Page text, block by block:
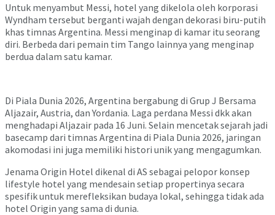
Untuk menyambut Messi, hotel yang dikelola oleh korporasi
Wyndham tersebut berganti wajah dengan dekorasi biru-putih
khas timnas Argentina. Messi menginap di kamar itu seorang
diri. Berbeda dari pemain tim Tango lainnya yang menginap
berdua dalam satu kamar.
Di Piala Dunia 2026, Argentina bergabung di Grup J Bersama
Aljazair, Austria, dan Yordania. Laga perdana Messi dkk akan
menghadapi Aljazair pada 16 Juni. Selain mencetak sejarah jadi
basecamp dari timnas Argentina di Piala Dunia 2026, jaringan
akomodasi ini juga memiliki histori unik yang mengagumkan.
Jenama Origin Hotel dikenal di AS sebagai pelopor konsep
lifestyle hotel yang mendesain setiap propertinya secara
spesifik untuk merefleksikan budaya lokal, sehingga tidak ada
hotel Origin yang sama di dunia.